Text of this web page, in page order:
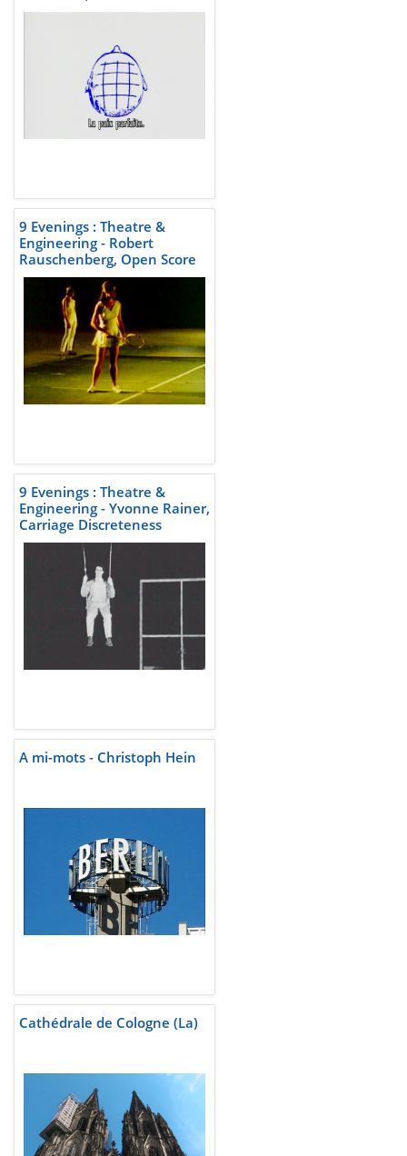
than Wine
9 Evenings : Theatre &
Engineering - Robert
Rauschenberg, Open Score
9 Evenings : Theatre &
Engineering - Yvonne Rainer,
Carriage Discreteness
A mi-mots - Christoph Hein
Cathédrale de Cologne (La)